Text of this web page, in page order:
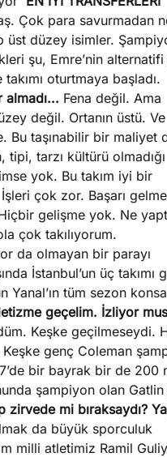
Çok para savurmadan
üst düzey isimler.
şu, Emre’nin
oturtmaya başladı.
Fena değil. Ama
değil. Ortanın üstü. Ve
Bu taşınabilir bir maliyet
tipi, tarzı kültürü olmadığı
yok. Bu takım iyi bir
çok zor. Başarı
gelişme yok. Ne
çok takılıyorum.
da olmayan bir parayı
İstanbul’un üç takımı
tüm sezon
geçelim. İzliyor
Keşke geçilmeseydi.
genç Coleman
bir bayrak bir de 200
şampiyon olan
zirvede mi bıraksaydı?
da büyük sporculuk
milli atletimiz Ramil